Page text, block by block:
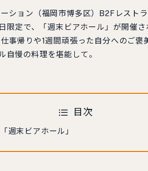
ション（福岡市博多区）B2Fレスト
限定で、「週末ビアホール」が開催
事帰りや1週間頑張った自分へのご
自慢の料理を堪能して。
目次
週末ビアホール」